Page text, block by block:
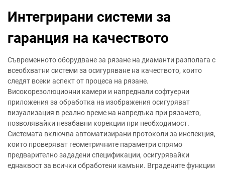
Интегрирани системи за
гаранция на качеството
Съвременното оборудване за рязане на диаманти разполага с
всеобхватни системи за осигуряване на качеството, които
следят всеки аспект от процеса на рязане.
Високорезолюционни камери и напреднали софтуерни
приложения за обработка на изображения осигуряват
визуализация в реално време на напредъка при рязането,
позволявайки незабавни корекции при необходимост.
Системата включва автоматизирани протоколи за инспекция,
които проверяват геометричните параметри спрямо
предварително зададени спецификации, осигурявайки
еднаквост за всички обработени камъни. Вградените функции